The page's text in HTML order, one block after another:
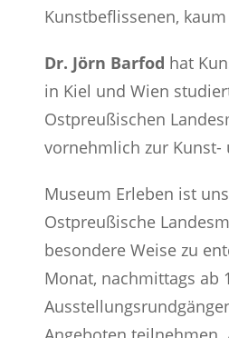
Kunstbeflissenen,
Dr. Jörn Barfod hat
in Kiel und Wien
Ostpreußischen
vornehmlich zur
Museum Erleben ist
Ostpreußische
besondere Weise zu
Monat, nachmittags ab